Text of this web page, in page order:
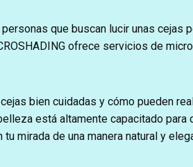
que buscan lucir unas cejas
ofrece servicios de
bien cuidadas y cómo pueden
está altamente capacitado para
mirada de una manera natural y